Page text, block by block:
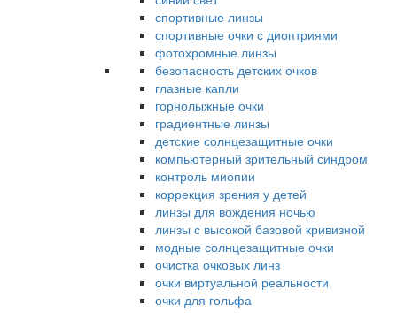
спортивные линзы
спортивные очки с диоптриями
фотохромные линзы
безопасность детских очков
глазные капли
горнолыжные очки
градиентные линзы
детские солнцезащитные очки
компьютерный зрительный синдром
контроль миопии
коррекция зрения у детей
линзы для вождения ночью
линзы с высокой базовой кривизной
модные солнцезащитные очки
очистка очковых линз
очки виртуальной реальности
очки для гольфа